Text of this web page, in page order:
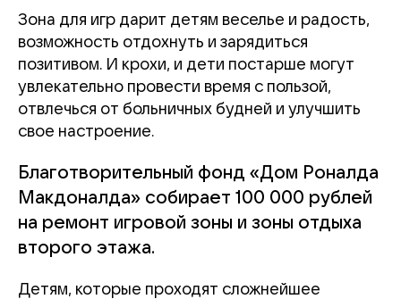
Зона для игр дарит детям веселье и радость,
возможность отдохнуть и зарядиться
позитивом. И крохи, и дети постарше могут
увлекательно провести время с пользой,
отвлечься от больничных будней и улучшить
свое настроение.
Благотворительный фонд «Дом Роналда
Макдоналда» собирает 100 000 рублей
на ремонт игровой зоны и зоны отдыха
второго этажа.
Детям, которые проходят сложнейшее